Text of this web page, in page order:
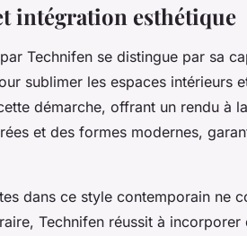
intégration esthétique
Technifen se distingue par sa
sublimer les espaces intérieurs
démarche, offrant un rendu à
et des formes modernes,
dans ce style contemporain ne
Technifen réussit à